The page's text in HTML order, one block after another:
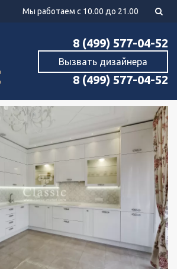
Мы работаем с 10.00 до 21.00
8 (499) 577-04-52
Вызвать дизайнера
8 (499) 577-04-52